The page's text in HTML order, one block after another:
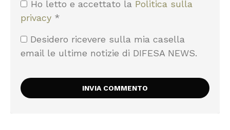
Ho letto e accettato la Politica sulla
privacy *
Desidero ricevere sulla mia casella
email le ultime notizie di DIFESA NEWS.